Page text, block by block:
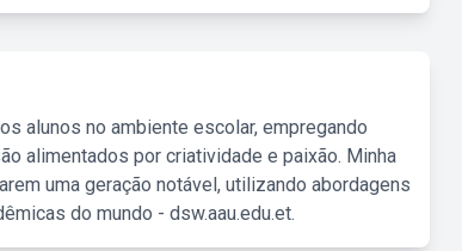
alunos no ambiente escolar, empregando
alimentados por criatividade e paixão. Minha
uma geração notável, utilizando abordagens
do mundo - dsw.aau.edu.et.